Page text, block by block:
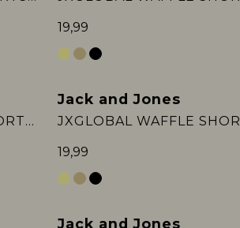
19,99
JXGLOBAL WAFFLE SHORTS WVN
Jack and Jones
19,99
Jack and Jones